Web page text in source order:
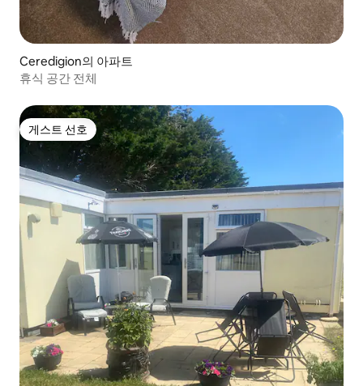
Ceredigion의 아파트
휴식 공간 전체
게스트 선호
게스트 선호